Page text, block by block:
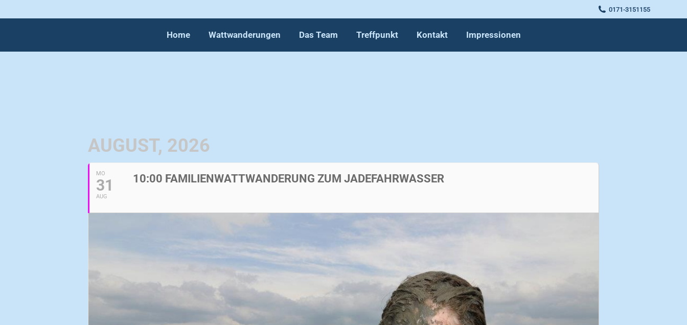
0171-3151155
Home Wattwanderungen Das Team Treffpunkt Kontakt Impressionen
AUGUST, 2026
MO
31
AUG
10:00 FAMILIENWATTWANDERUNG ZUM JADEFAHRWASSER
Home Wattwanderungen Das Team Treffpunkt Kontakt Impressionen